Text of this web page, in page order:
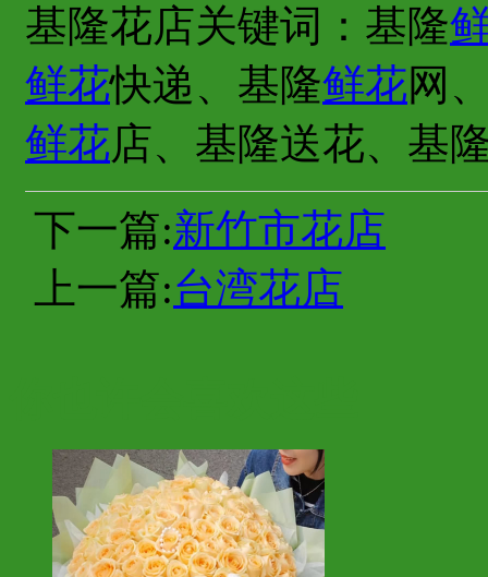
基隆花店关键词：基隆
鲜花快递、基隆鲜花网
鲜花店、基隆送花、基
下一篇:新竹市花店
上一篇:台湾花店